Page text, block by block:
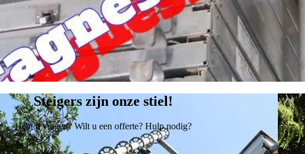
Steigers zijn onze stiel!
Hebt u vragen? Wilt u een offerte? Hulp nodig?